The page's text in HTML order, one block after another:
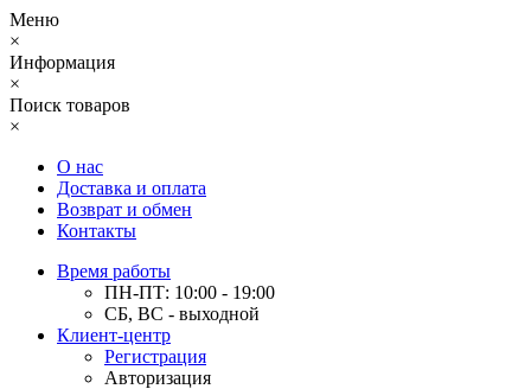
Меню
×
Информация
×
Поиск товаров
×
О нас
Доставка и оплата
Возврат и обмен
Контакты
Время работы
ПН-ПТ: 10:00 - 19:00
СБ, ВС - выходной
Клиент-центр
Регистрация
Авторизация